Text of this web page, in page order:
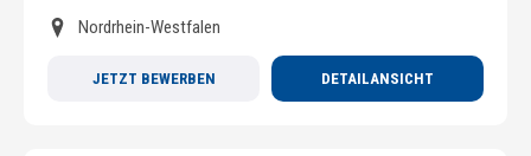
Nordrhein-Westfalen
JETZT BEWERBEN DETAILANSICHT